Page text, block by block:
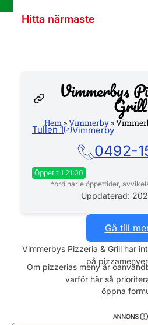
Hitta närmaste
Vimmerbys
Grill
Hem »Vimmerby »
Tullen 1 Vimmerby
0492-
Öppet till 21:00
Måndag
Onsdag
Torsdag
*ordinarie öppettider,
Uppdaterad:
Gå till
Vimmerbys Pizzeria & Grill har
på
Om pizzerias meny är
varför här så
öppna